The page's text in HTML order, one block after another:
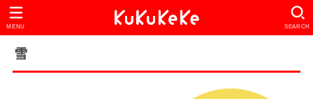
SEARCH
MENU
雪